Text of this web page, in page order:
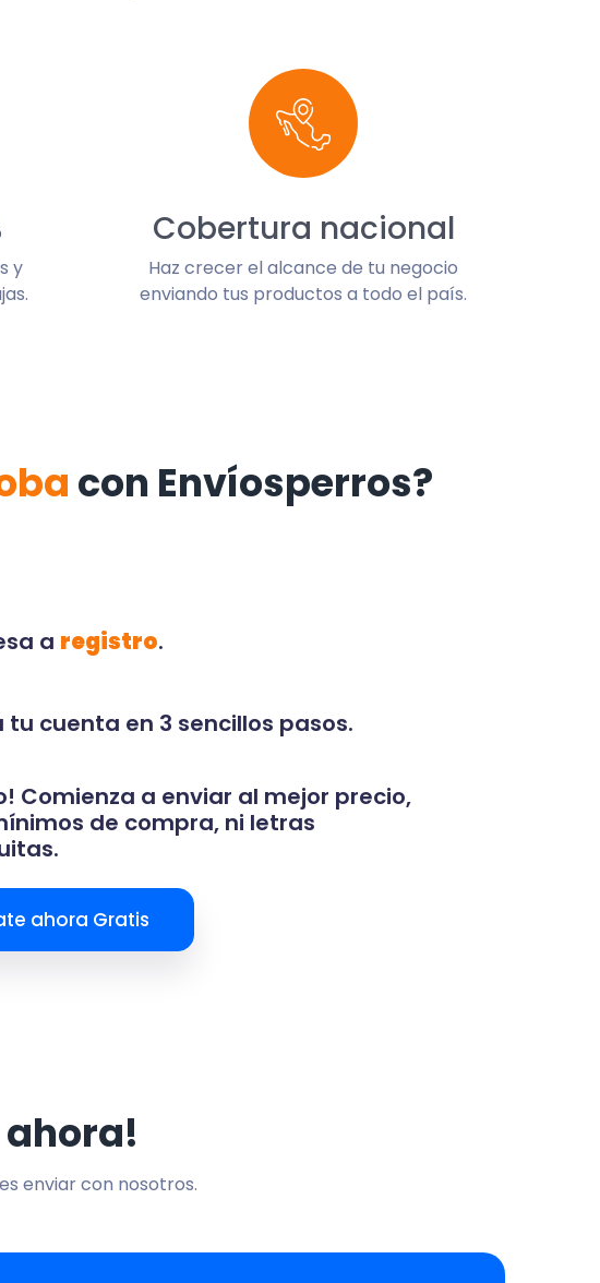
y
Cobertura nacional
Haz crecer el alcance de tu negocio
enviando tus productos a todo el país.
con Envíosperros?
a registro.
tu cuenta en 3 sencillos pasos.
Comienza a enviar al mejor precio,
de compra, ni letras
ahora Gratis
ahora!
enviar con nosotros.